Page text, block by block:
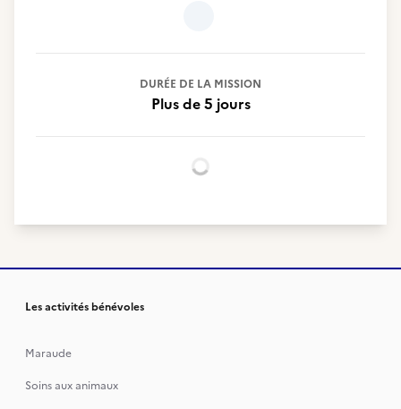
DURÉE DE LA MISSION
Plus de 5 jours
Chargement...
Les activités bénévoles
Maraude
Soins aux animaux